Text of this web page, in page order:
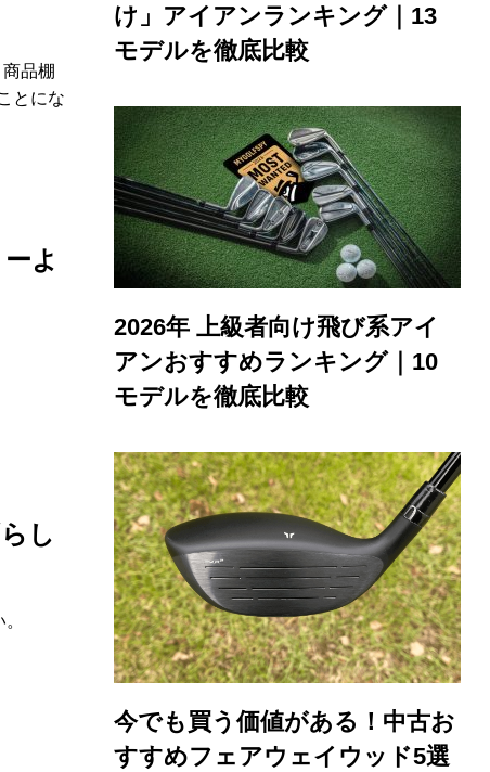
品棚
とにな
よ
し
け」アイアンランキング｜13
モデルを徹底比較
2026年 上級者向け飛び系アイ
アンおすすめランキング｜10
モデルを徹底比較
今でも買う価値がある！中古お
すすめフェアウェイウッド5選